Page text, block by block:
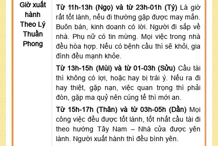
Giờ xuất
hành
Theo Lý
Thuần
Phong
Từ 11h-13h (Ngọ) và từ 23h-01h (Tý) Là giờ
rất tốt lành, nếu đi thường gặp được may mắn.
Buôn bán, kinh doanh có lời. Người đi sắp về
nhà. Phụ nữ có tin mừng. Mọi việc trong nhà
đều hòa hợp. Nếu có bệnh cầu thì sẽ khỏi, gia
đình đều mạnh khỏe.
Từ 13h-15h (Mùi) và từ 01-03h (Sửu) Cầu tài
thì không có lợi, hoặc hay bị trái ý. Nếu ra đi
hay thiệt, gặp nạn, việc quan trọng thì phải
đòn, gặp ma quỷ nên cúng tế thì mới an.
Từ 15h-17h (Thân) và từ 03h-05h (Dần) Mọi
công việc đều được tốt lành, tốt nhất cầu tài đi
theo hướng Tây Nam – Nhà cửa được yên
lành. Người xuất hành thì đều bình yên.